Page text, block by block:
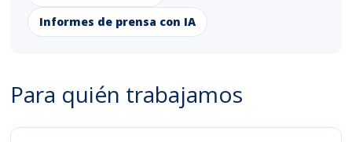
Informes de prensa con IA
Para quién trabajamos